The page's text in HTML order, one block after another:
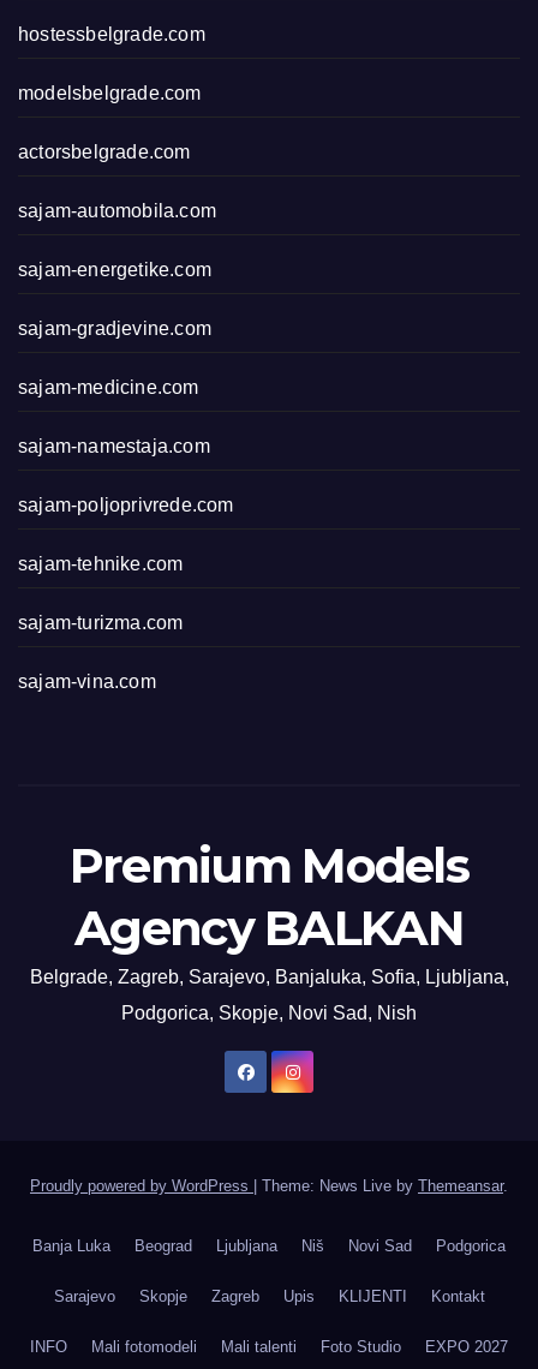
hostessbelgrade.com
modelsbelgrade.com
actorsbelgrade.com
sajam-automobila.com
sajam-energetike.com
sajam-gradjevine.com
sajam-medicine.com
sajam-namestaja.com
sajam-poljoprivrede.com
sajam-tehnike.com
sajam-turizma.com
sajam-vina.com
Premium Models
Agency BALKAN
Belgrade, Zagreb, Sarajevo, Banjaluka, Sofia, Ljubljana,
Podgorica, Skopje, Novi Sad, Nish
Proudly powered by WordPress Theme: News Live by Themeansar.
Banja Luka Beograd Ljubljana Niš Novi Sad Podgorica
Sarajevo Skopje Zagreb Upis KLIJENTI Kontakt
INFO Mali fotomodeli Mali talenti Foto Studio EXPO 2027